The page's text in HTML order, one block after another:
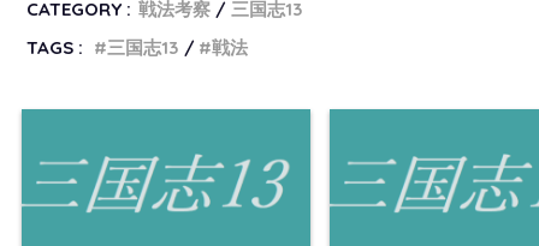
CATEGORY : 戦法考察
三国志13
TAGS :
三国志13 戦法